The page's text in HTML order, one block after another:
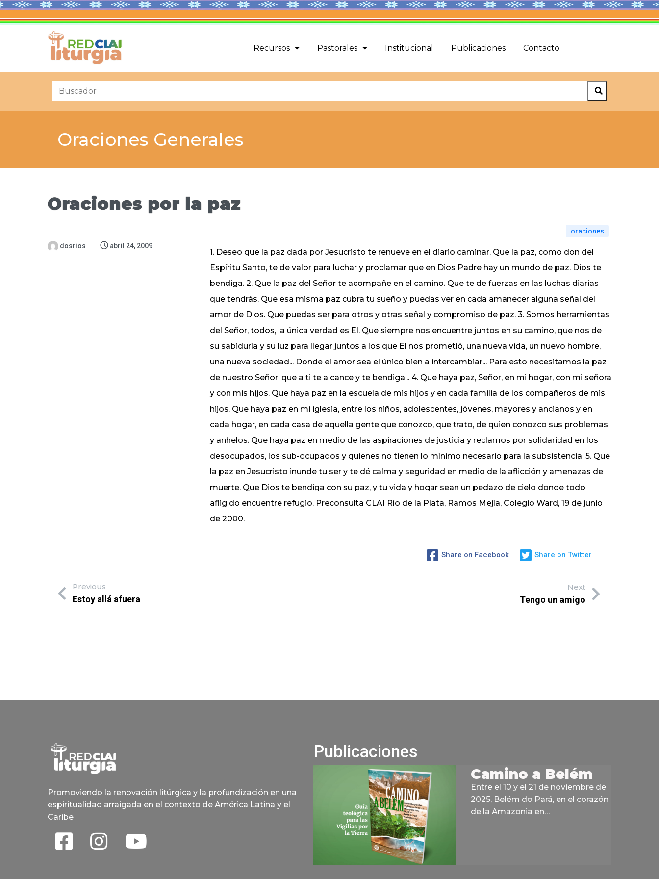
Recursos Pastorales Institucional Publicaciones Contacto
Oraciones Generales
Oraciones por la paz
dosrios abril 24, 2009
oraciones
1. Deseo que la paz dada por Jesucristo te renueve en el diario caminar. Que la paz, como don del
Espíritu Santo, te de valor para luchar y proclamar que en Dios Padre hay un mundo de paz. Dios te
bendiga. 2. Que la paz del Señor te acompañe en el camino. Que te de fuerzas en las luchas diarias
que tendrás. Que esa misma paz cubra tu sueño y puedas ver en cada amanecer alguna señal del
amor de Dios. Que puedas ser para otros y otras señal y compromiso de paz. 3. Somos herramientas
del Señor, todos, la única verdad es El. Que siempre nos encuentre juntos en su camino, que nos de
su sabiduría y su luz para llegar juntos a los que El nos prometió, una nueva vida, un nuevo hombre,
una nueva sociedad... Donde el amor sea el único bien a intercambiar... Para esto necesitamos la paz
de nuestro Señor, que a ti te alcance y te bendiga... 4. Que haya paz, Señor, en mi hogar, con mi señora
y con mis hijos. Que haya paz en la escuela de mis hijos y en cada familia de los compañeros de mis
hijos. Que haya paz en mi iglesia, entre los niños, adolescentes, jóvenes, mayores y ancianos y en
cada hogar, en cada casa de aquella gente que conozco, que trato, de quien conozco sus problemas
y anhelos. Que haya paz en medio de las aspiraciones de justicia y reclamos por solidaridad en los
desocupados, los sub-ocupados y quienes no tienen lo mínimo necesario para la subsistencia. 5. Que
la paz en Jesucristo inunde tu ser y te dé calma y seguridad en medio de la aflicción y amenazas de
muerte. Que Dios te bendiga con su paz, y tu vida y hogar sean un pedazo de cielo donde todo
afligido encuentre refugio. Preconsulta CLAI Río de la Plata, Ramos Mejía, Colegio Ward, 19 de junio
de 2000.
Share on Facebook Share on Twitter
Previous
Estoy allá afuera
Next
Tengo un amigo
Promoviendo la renovación litúrgica y la profundización en una
espiritualidad arraigada en el contexto de América Latina y el
Caribe
Publicaciones
Camino a Belém
Entre el 10 y el 21 de noviembre de
2025, Belém do Pará, en el corazón
de la Amazonia en…